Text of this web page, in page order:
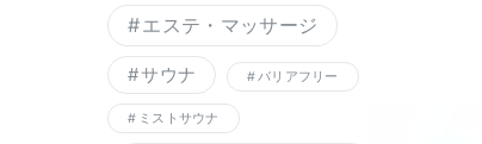
エステ・マッサージ
サウナ バリアフリー
ミストサウナ